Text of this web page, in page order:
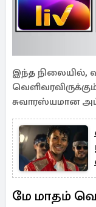
இந்த நிலையில்,
சுவாரஸ்யமான
மே மாதம்